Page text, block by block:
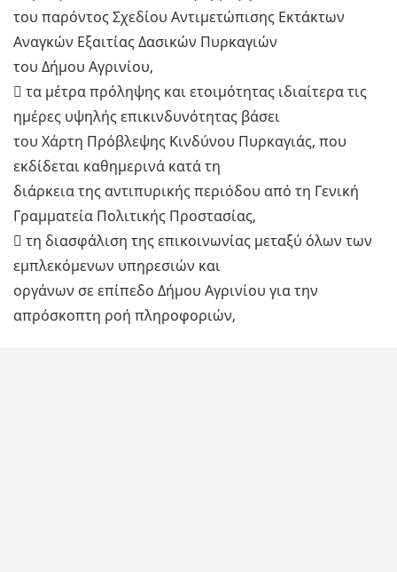
του παρόντος Σχεδίου Αντιμετώπισης Εκτάκτων
Αναγκών Εξαιτίας Δασικών Πυρκαγιών
του Δήμου Αγρινίου,
 τα μέτρα πρόληψης και ετοιμότητας ιδιαίτερα τις
ημέρες υψηλής επικινδυνότητας βάσει
του Χάρτη Πρόβλεψης Κινδύνου Πυρκαγιάς, που
εκδίδεται καθημερινά κατά τη
διάρκεια της αντιπυρικής περιόδου από τη Γενική
Γραμματεία Πολιτικής Προστασίας,
 τη διασφάλιση της επικοινωνίας μεταξύ όλων των
εμπλεκόμενων υπηρεσιών και
οργάνων σε επίπεδο Δήμου Αγρινίου για την
απρόσκοπτη ροή πληροφοριών,